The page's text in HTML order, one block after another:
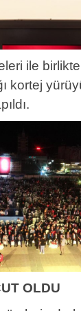
ile
kortej
OLDU